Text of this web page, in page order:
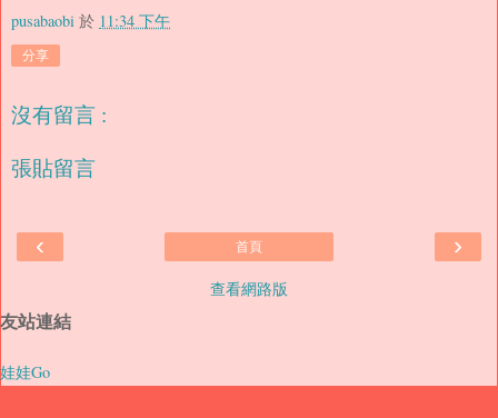
pusabaobi 於 11:34 下午
分享
沒有留言 :
張貼留言
‹ ›
首頁
查看網路版
友站連結
娃娃Go